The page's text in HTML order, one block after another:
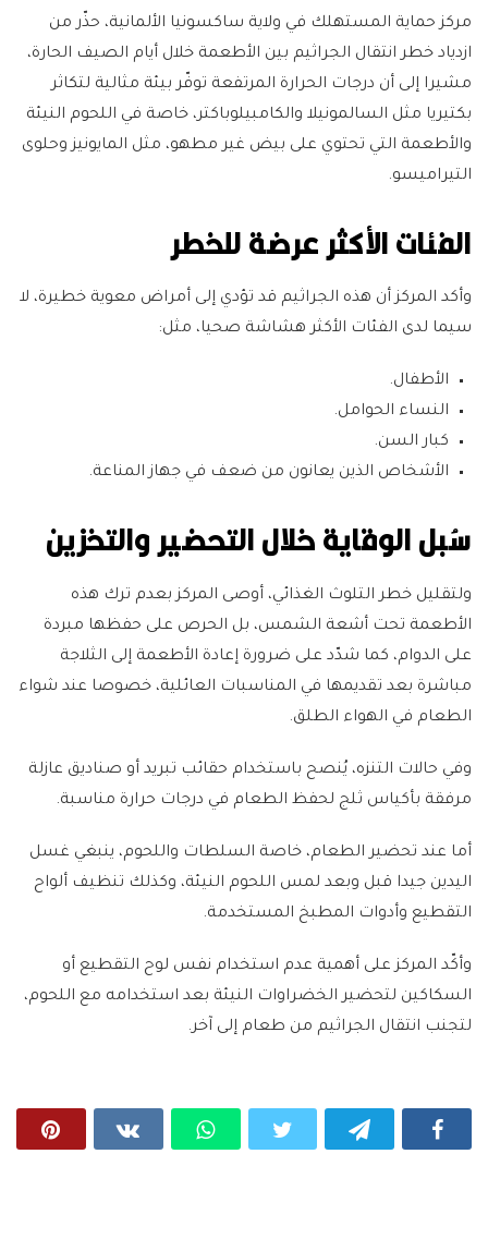
مركز حماية المستهلك في ولاية ساكسونيا الألمانية، حذّر من
ازدياد خطر انتقال الجراثيم بين الأطعمة خلال أيام الصيف الحارة،
مشيرا إلى أن درجات الحرارة المرتفعة توفّر بيئة مثالية لتكاثر
بكتيريا مثل السالمونيلا والكامبيلوباكتر، خاصة في اللحوم النيئة
والأطعمة التي تحتوي على بيض غير مطهو، مثل المايونيز وحلوى
التيراميسو.
الفئات الأكثر عرضة للخطر
وأكد المركز أن هذه الجراثيم قد تؤدي إلى أمراض معوية خطيرة، لا
سيما لدى الفئات الأكثر هشاشة صحيا، مثل:
الأطفال.
النساء الحوامل.
كبار السن.
الأشخاص الذين يعانون من ضعف في جهاز المناعة.
سُبل الوقاية خلال التحضير والتخزين
ولتقليل خطر التلوث الغذائي، أوصى المركز بعدم ترك هذه
الأطعمة تحت أشعة الشمس، بل الحرص على حفظها مبردة
على الدوام، كما شدّد على ضرورة إعادة الأطعمة إلى الثلاجة
مباشرة بعد تقديمها في المناسبات العائلية، خصوصا عند شواء
الطعام في الهواء الطلق.
وفي حالات التنزه، يُنصح باستخدام حقائب تبريد أو صناديق عازلة
مرفقة بأكياس ثلج لحفظ الطعام في درجات حرارة مناسبة.
أما عند تحضير الطعام، خاصة السلطات واللحوم، ينبغي غسل
اليدين جيدا قبل وبعد لمس اللحوم النيئة، وكذلك تنظيف ألواح
التقطيع وأدوات المطبخ المستخدمة.
وأكّد المركز على أهمية عدم استخدام نفس لوح التقطيع أو
السكاكين لتحضير الخضراوات النيئة بعد استخدامه مع اللحوم،
لتجنب انتقال الجراثيم من طعام إلى آخر.